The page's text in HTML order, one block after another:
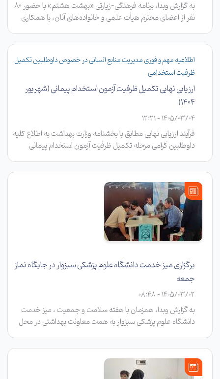
به گزارش وبدا، برنامه فرهنگی-زیارتی «بهشت هشتم» با حضور ۸۰
نفر از اعضای محترم هیأت علمی و خانواده‌های آنان، با همکاری
رهبری در دانشگاه برگزار شد.
اطلاعیه مهم و فوری مدیریت منابع انسانی در خصوص داوطلبین تکمیل
ظرفیت استخدامی
ارزیابی نهایی تکمیل ظرفیت آزمون استخدام پیمانی (شهریور
۱۴۰۴)
1405/03/04 - 12:21
فرآیند ارزیابی نهایی مطابق با بخشنامه وزارت بهداشت به اطلاع کلیه
داوطلبین گرامی مرحله تکمیل ظرفیت آزمون استخدام پیمانی
برگزاری میز خدمت دانشگاه علوم پزشکی سبزوار در جایگاه نماز
جمعه
1405/03/02 - 08:48
به گزارش وبدا، همزمان با هفته سلامت و جمعیت ، میز خدمت
دانشگاه علوم پزشکی سبزوار به همت معاونت بهداشتی در محل
درمانی ارائه کرد.